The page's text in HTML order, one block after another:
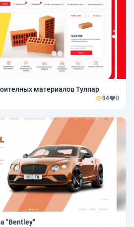
материалов Тулпар
94 0
"Bentley"